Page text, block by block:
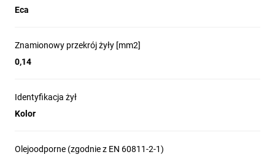
Eca
Znamionowy przekrój żyły [mm2]
0,14
Identyfikacja żył
Kolor
Olejoodporne (zgodnie z EN 60811-2-1)